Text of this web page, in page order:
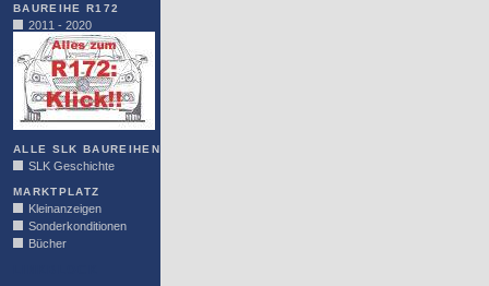
BAUREIHE R172
2011 - 2020
ALLE SLK BAUREIHEN
SLK Geschichte
MARKTPLATZ
Kleinanzeigen
Sonderkonditionen
Bücher